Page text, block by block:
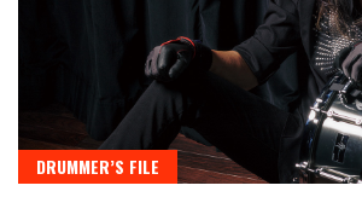
DRUMMER’S FILE